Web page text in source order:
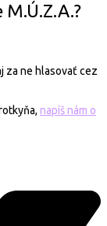
za ne hlasovať cez
napíš nám o